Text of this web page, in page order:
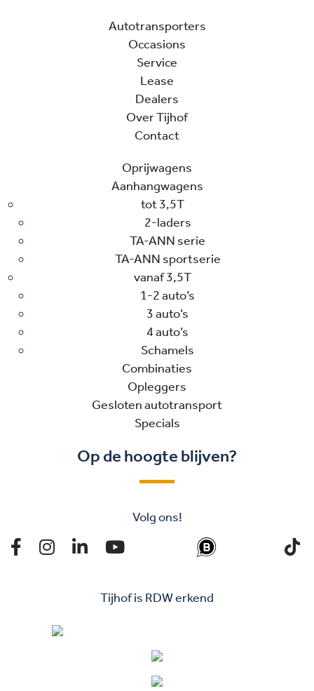
Autotransporters
Occasions
Service
Lease
Dealers
Over Tijhof
Contact
Oprijwagens
Aanhangwagens
tot 3,5T
2-laders
TA-ANN serie
TA-ANN sportserie
vanaf 3,5T
1-2 auto’s
3 auto’s
4 auto’s
Schamels
Combinaties
Opleggers
Gesloten autotransport
Specials
Op de hoogte blijven?
Volg ons!
Tijhof is RDW erkend